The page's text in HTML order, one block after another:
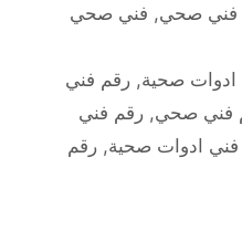
فني صحي, فني صحي
صحية,رقم فني
فني صحي, رقم فني
ادوات صحية, رقم